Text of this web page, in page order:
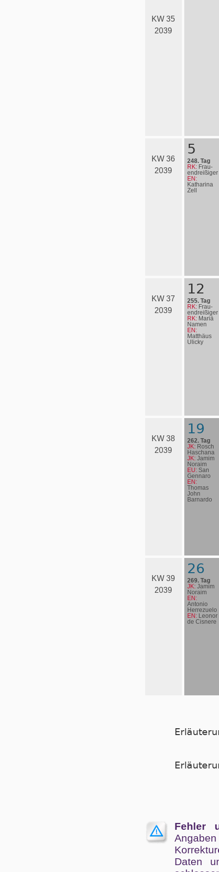
KW 35
2039
KW 36
2039
5
248. Tag
RK: Frau­
en­drei­ßi­ger
EN:
Katharina
Zell
KW 37
2039
12
255. Tag
RK: Frau­
en­drei­ßi­ger
RK: Mariä
Namen
EN:
Matthäus
Ulicky
KW 38
2039
19
262. Tag
JK: Rosch
Haschana
JK: Jamim
Noraim
EU: San
Gennaro
EN:
Thomas
John
Barnardo
KW 39
2039
26
269. Tag
JK: Jamim
Noraim
EN:
Antonio
Herrezuelo
EN: Leonor
de Cisnere
Fehler
Angaben
Da­ten